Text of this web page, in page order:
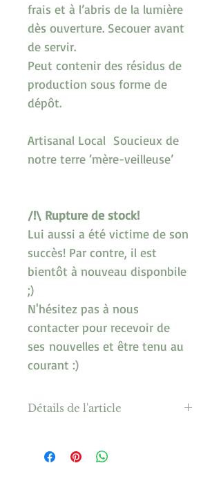
frais et à l’abris de la lumière
dès ouverture. Secouer avant
de servir.
Peut contenir des résidus de
production sous forme de
dépôt.
Artisanal Local  Soucieux de
notre terre ‘mère-veilleuse’
/!\ Rupture de stock!
Lui aussi a été victime de son
succès! Par contre, il est
bientôt à nouveau disponbile
;)
N'hésitez pas à nous
contacter pour recevoir de
ses nouvelles et être tenu au
courant :)
Détails de l'article
33%), eau, sucre.
Artisanal  Local   Soucieux de